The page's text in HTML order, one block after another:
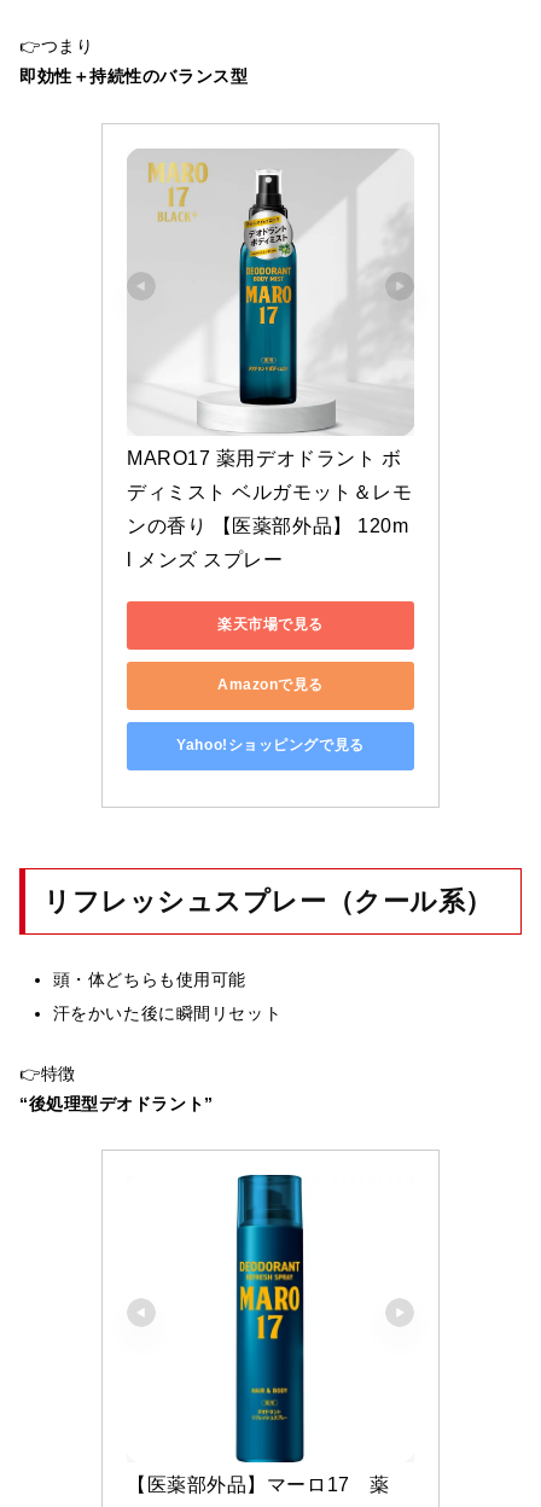
👉つまり
即効性＋持続性のバランス型
MARO17 薬用デオドラント ボ
ディミスト ベルガモット＆レモ
ンの香り 【医薬部外品】 120m
l メンズ スプレー
楽天市場で見る
Amazonで見る
Yahoo!ショッピングで見る
リフレッシュスプレー（クール系）
頭・体どちらも使用可能
汗をかいた後に瞬間リセット
👉特徴
“後処理型デオドラント”
【医薬部外品】マーロ17　薬